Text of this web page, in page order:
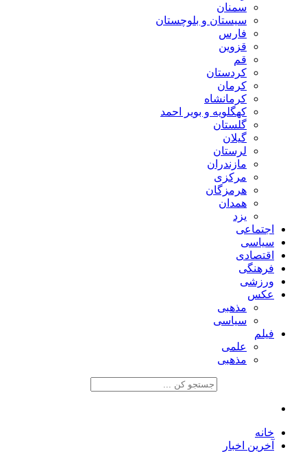
سمنان
سیستان و بلوچستان
فارس
قزوین
قم
کردستان
کرمان
کرمانشاه
کهگلویه و بویر احمد
گلستان
گیلان
لرستان
مازندران
مرکزی
هرمزگان
همدان
یزد
اجتماعی
سیاسی
اقتصادی
فرهنگی
ورزشی
عکس
مذهبی
سیاسی
فیلم
علمی
مذهبی
خانه
آخرین اخبار